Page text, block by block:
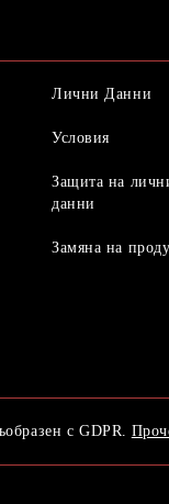
Лични Данни
Условия
Защита на
данни
Замяна на
с GDPR.